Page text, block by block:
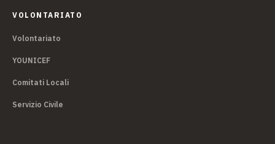
VOLONTARIATO
Volontariato
YOUNICEF
Comitati Locali
Servizio Civile